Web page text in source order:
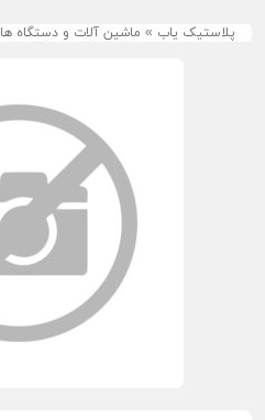
پلاستیک یاب » ماشین آلات و دستگاه ها